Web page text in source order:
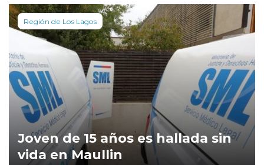
Región de Los Lagos
Joven de 15 años es hallada sin
vida en Maullin